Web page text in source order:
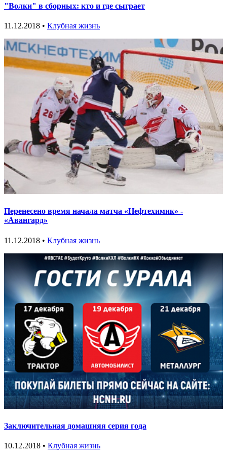
"Волки" в сборных: кто и где сыграет
11.12.2018 • Клубная жизнь
Перенесено время начала матча «Нефтехимик» -
«Авангард»
11.12.2018 • Клубная жизнь
Заключительная домашняя серия года
10.12.2018 • Клубная жизнь